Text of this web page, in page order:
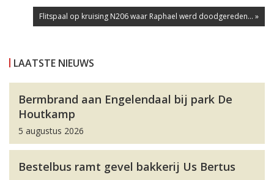
Flitspaal op kruising N206 waar Raphael werd doodgereden... »
LAATSTE NIEUWS
Bermbrand aan Engelendaal bij park De
Houtkamp
5 augustus 2026
Bestelbus ramt gevel bakkerij Us Bertus